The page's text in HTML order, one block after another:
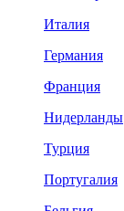
Италия
Германия
Франция
Нидерланды
Турция
Португалия